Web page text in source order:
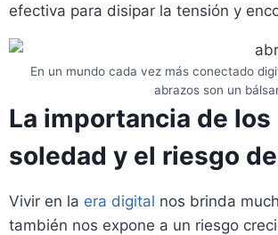
efectiva para disipar la tensión y
En un mundo cada vez más conectado
abrazos son un
La importancia de
soledad y el riesgo
Vivir en la era digital nos brinda
también nos expone a un riesgo